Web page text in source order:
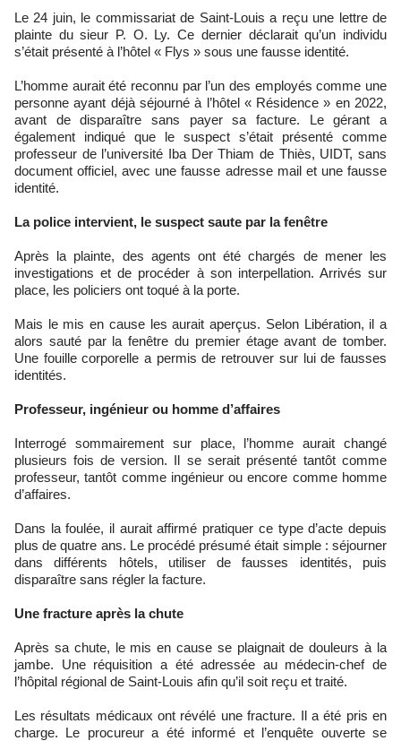
Le 24 juin, le commissariat de Saint-Louis a reçu une lettre de
plainte du sieur P. O. Ly. Ce dernier déclarait qu’un individu
s’était présenté à l’hôtel « Flys » sous une fausse identité.
L’homme aurait été reconnu par l’un des employés comme une
personne ayant déjà séjourné à l’hôtel « Résidence » en 2022,
avant de disparaître sans payer sa facture. Le gérant a
également indiqué que le suspect s’était présenté comme
professeur de l’université Iba Der Thiam de Thiès, UIDT, sans
document officiel, avec une fausse adresse mail et une fausse
identité.
La police intervient, le suspect saute par la fenêtre
Après la plainte, des agents ont été chargés de mener les
investigations et de procéder à son interpellation. Arrivés sur
place, les policiers ont toqué à la porte.
Mais le mis en cause les aurait aperçus. Selon Libération, il a
alors sauté par la fenêtre du premier étage avant de tomber.
Une fouille corporelle a permis de retrouver sur lui de fausses
identités.
Professeur, ingénieur ou homme d’affaires
Interrogé sommairement sur place, l’homme aurait changé
plusieurs fois de version. Il se serait présenté tantôt comme
professeur, tantôt comme ingénieur ou encore comme homme
d’affaires.
Dans la foulée, il aurait affirmé pratiquer ce type d’acte depuis
plus de quatre ans. Le procédé présumé était simple : séjourner
dans différents hôtels, utiliser de fausses identités, puis
disparaître sans régler la facture.
Une fracture après la chute
Après sa chute, le mis en cause se plaignait de douleurs à la
jambe. Une réquisition a été adressée au médecin-chef de
l’hôpital régional de Saint-Louis afin qu’il soit reçu et traité.
Les résultats médicaux ont révélé une fracture. Il a été pris en
charge. Le procureur a été informé et l’enquête ouverte se